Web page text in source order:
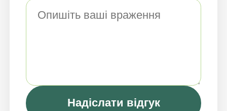
Надіслати відгук